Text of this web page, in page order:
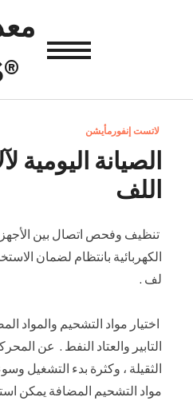
Toggle
sidebar
®HEROOS
لاتست إنفورمأيشن
الصيانة اليومية
اللف
تنظيف وفحص اتصال بين الأجهزة
الكهربائية بانتظام لضمان
لف .
التابير والعتاد النفط . عن
الثقيلة ، وكثرة بدء التشغيل
مواد التشحيم المضافة يمكن